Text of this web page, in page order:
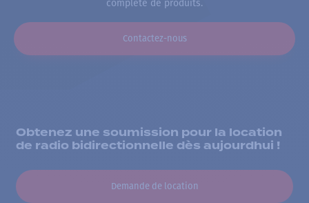
complète de produits.
Contactez-nous
Obtenez une soumission pour la location
de radio bidirectionnelle dès aujourdhui !
Demande de location